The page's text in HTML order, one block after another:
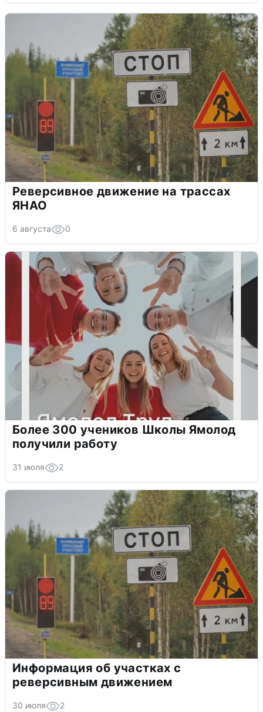
Реверсивное движение на трассах
ЯНАО
6 августа 0
Более 300 учеников Школы Ямолод
получили работу
31 июля 2
Информация об участках с
реверсивным движением
30 июля 2